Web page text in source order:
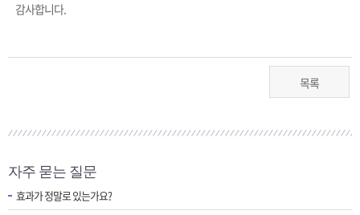
감사합니다.
목록
자주 묻는 질문
효과가 정말로 있는가요?